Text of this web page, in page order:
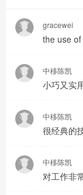
gracewei
the use
中移陈凯
小巧又实
中移陈凯
很经典的
中移陈凯
对工作非